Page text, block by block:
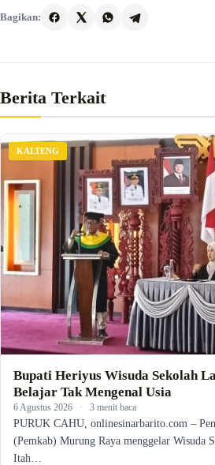
Bagikan:
Berita Terkait
KALTENG
Bupati Heriyus Wisuda Sekolah
Belajar Tak Mengenal Usia
6 Agustus 2026 · 3 menit baca
PURUK CAHU, onlinesinarbarito.com –
(Pemkab) Murung Raya menggelar Wisuda
Itah…